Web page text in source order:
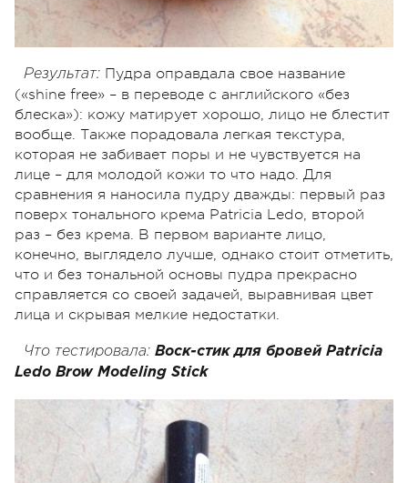
Результат: Пудра оправдала свое название
(«shine free» – в переводе с английского «без
блеска»): кожу матирует хорошо, лицо не блестит
вообще. Также порадовала легкая текстура,
которая не забивает поры и не чувствуется на
лице – для молодой кожи то что надо. Для
сравнения я наносила пудру дважды: первый раз
поверх тонального крема Patricia Ledo, второй
раз – без крема. В первом варианте лицо,
конечно, выглядело лучше, однако стоит отметить,
что и без тональной основы пудра прекрасно
справляется со своей задачей, выравнивая цвет
лица и скрывая мелкие недостатки.
Что тестировала: Воск-стик для бровей Patricia
Ledo Brow Modeling Stick